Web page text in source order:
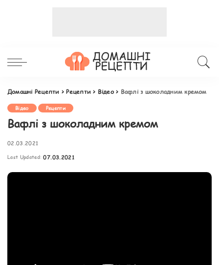
Домашні Рецепти >Рецепти > Відео> Вафлі з шоколадним кремом
Відео Рецепти
Вафлі з шоколадним кремом
02.03.2021
Last Updated: 07.03.2021